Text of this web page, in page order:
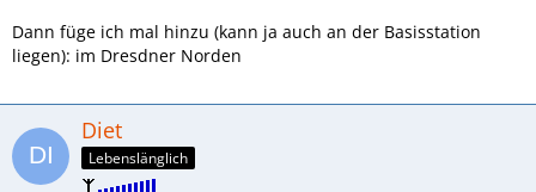
Dann füge ich mal hinzu (kann ja auch an der Basisstation
liegen): im Dresdner Norden
Diet
Lebenslänglich